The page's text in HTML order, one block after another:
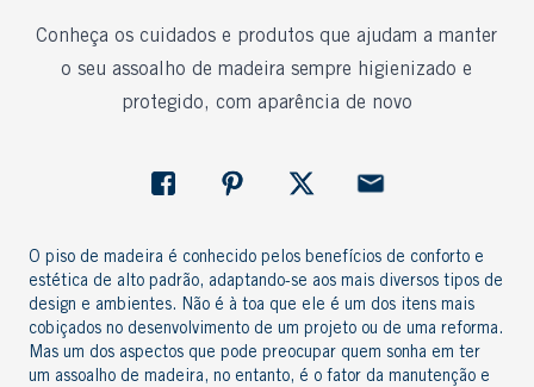
Conheça os cuidados e produtos que ajudam a manter
o seu assoalho de madeira sempre higienizado e
protegido, com aparência de novo
O piso de madeira é conhecido pelos benefícios de conforto e
estética de alto padrão, adaptando-se aos mais diversos tipos de
design e ambientes. Não é à toa que ele é um dos itens mais
cobiçados no desenvolvimento de um projeto ou de uma reforma.
Mas um dos aspectos que pode preocupar quem sonha em ter
um assoalho de madeira, no entanto, é o fator da manutenção e